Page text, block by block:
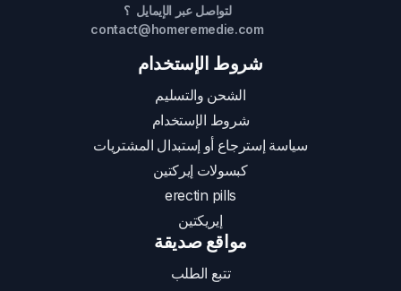
لتواصل عبر الإيمايل ؟
contact@homeremedie.com
شروط الإستخدام
الشحن والتسليم
شروط الإستخدام
سياسة إسترجاع أو إستبدال المشتريات
كبسولات إيركتين
erectin pills
إيريكتين
مواقع صديقة
تتبع الطلب